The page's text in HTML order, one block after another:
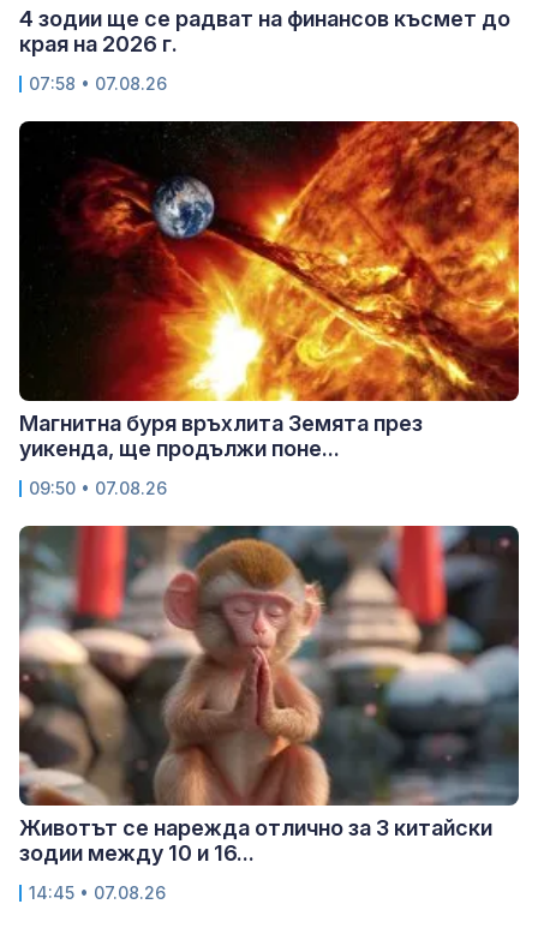
4 зодии ще се радват на финансов късмет до
края на 2026 г.
07:58 • 07.08.26
Магнитна буря връхлита Земята през
уикенда, ще продължи поне...
09:50 • 07.08.26
Животът се нарежда отлично за 3 китайски
зодии между 10 и 16...
14:45 • 07.08.26